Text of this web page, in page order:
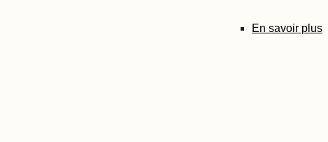
En savoir plus